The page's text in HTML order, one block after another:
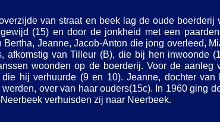
van straat en beek lag de oude
(15) en door de jonkheid met een
Bertha, Jeanne, Jacob-Anton die jong overleed,
afkomstig van Tilleur (B), die bij hen inwoonde
woonden op de boerderij. Voor de
die hij verhuurde (9 en 10). Jeanne, dochter
werden, over van haar ouders(15c). In 1960 ging
Neerbeek verhuisden zij naar Neerbeek.